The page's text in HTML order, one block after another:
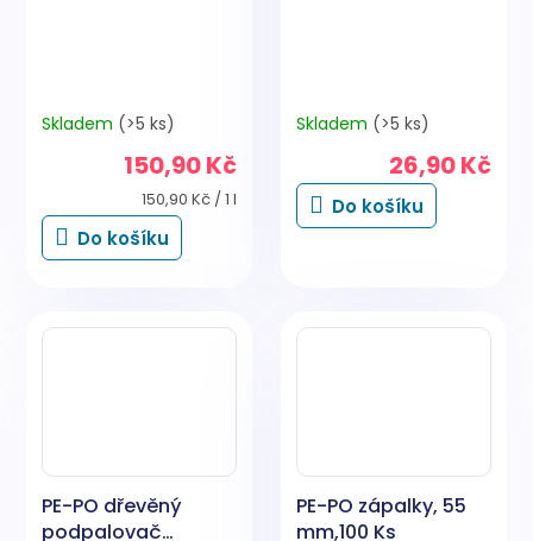
Skladem (>5 ks)
150,90 Kč
Měrná
cena:
150,90 Kč / 1 l
Do košíku
Skladem (>5 ks)
26,90 Kč
Do košíku
PE-PO dřevěný
podpalovač
PE-PO zápalky, 55
mm,100 Ks